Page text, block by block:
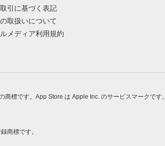
引に基づく表記
取扱いについて
メディア利用規約
標です。App Store は Apple Inc. のサービスマークです。
商標です。